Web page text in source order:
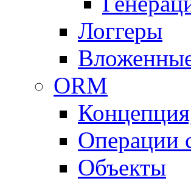
Логгеры
ORM
Операции
Объекты